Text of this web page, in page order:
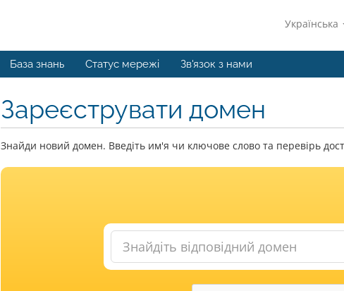
Українська
База знань Статус мережі Зв'язок з нами
Зареєструвати домен
Знайди новий домен. Введіть им'я чи ключове слово та перевірь